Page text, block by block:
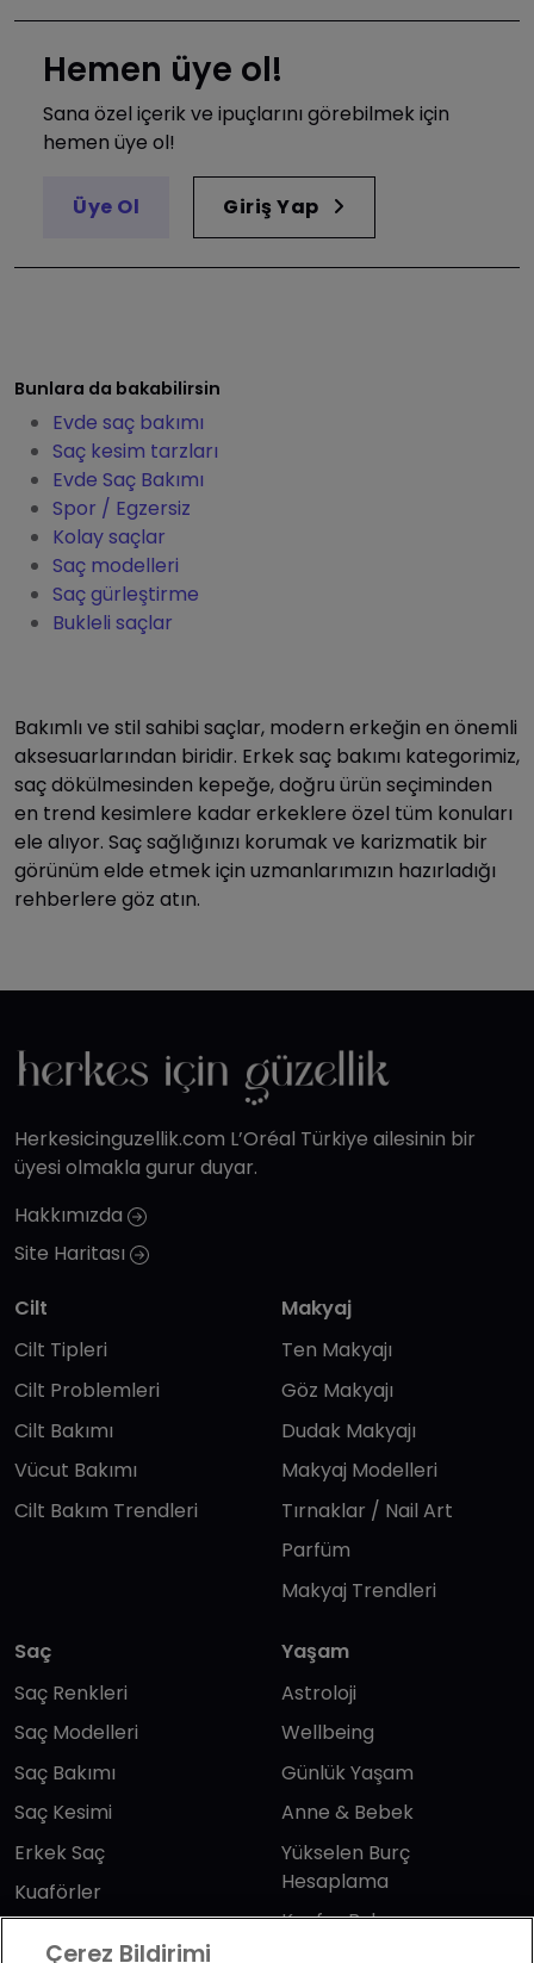
Hemen üye ol!
Sana özel içerik ve ipuçlarını görebilmek için
hemen üye ol!
Üye Ol Giriş Yap
Bunlara da bakabilirsin
Evde saç bakımı
Saç kesim tarzları
Evde Saç Bakımı
Spor / Egzersiz
Kolay saçlar
Saç modelleri
Saç gürleştirme
Bukleli saçlar
Bakımlı ve stil sahibi saçlar, modern erkeğin en önemli
aksesuarlarından biridir. Erkek saç bakımı kategorimiz,
saç dökülmesinden kepeğe, doğru ürün seçiminden
en trend kesimlere kadar erkeklere özel tüm konuları
ele alıyor. Saç sağlığınızı korumak ve karizmatik bir
görünüm elde etmek için uzmanlarımızın hazırladığı
rehberlere göz atın.
Herkesicinguzellik.com L’Oréal Türkiye ailesinin bir
üyesi olmakla gurur duyar.
Hakkımızda
Site Haritası
Cilt
Cilt Tipleri
Cilt Problemleri
Cilt Bakımı
Vücut Bakımı
Cilt Bakım Trendleri
Makyaj
Ten Makyajı
Göz Makyajı
Dudak Makyajı
Makyaj Modelleri
Tırnaklar / Nail Art
Parfüm
Makyaj Trendleri
Saç
Saç Renkleri
Saç Modelleri
Saç Bakımı
Saç Kesimi
Erkek Saç
Kuaförler
Yaşam
Astroloji
Wellbeing
Günlük Yaşam
Anne & Bebek
Yükselen Burç
Hesaplama
Kuafor Bulma
Çerez Bildirimi